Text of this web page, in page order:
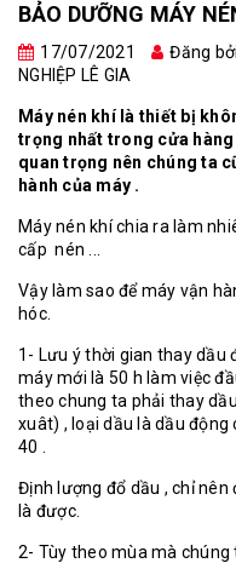
BẢO DƯỠNG MÁY
17/07/2021
Đăng
NGHIỆP LÊ GIA
Máy nén khí là thiết bị
trọng nhất trong cửa
quan trọng nên chúng ta
hành của máy .
Máy nén khí chia ra làm
cấp nén ...
Vậy làm sao để máy vận
hóc.
1- Lưu ý thời gian thay dầu
máy mới là 50 h làm việc
theo chung ta phải thay
xuât) , loại dầu là dầu động
40 .
Định lượng đổ dầu , chỉ
là được.
2- Tùy theo mùa mà